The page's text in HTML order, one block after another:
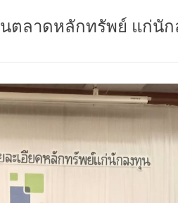
นตลาดหลักทรัพย์ แก่นั